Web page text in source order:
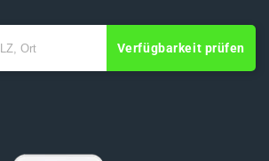
Verfügbarkeit prüfen